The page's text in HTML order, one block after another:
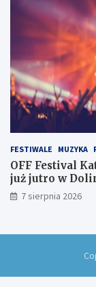
FESTIWALE MUZYKA
OFF Festival
już jutro w
7 sierpnia 2026